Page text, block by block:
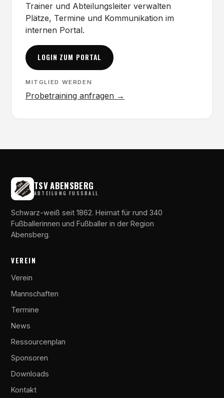
Trainer und Abteilungsleiter verwalten
Plätze, Termine und Kommunikation im
internen Portal.
LOGIN ZUM PORTAL
MITGLIED WERDEN
Probetraining anfragen →
TSV ABENSBERG
ABTEILUNG FUSSBALL
Schwarz-weiß seit 1862. Heimat für rund 340
Fußballerinnen und Fußballer in der Region
Abensberg.
VEREIN
Verein
Mannschaften
Termine
News
Ressourcenplan
Sponsoren
Downloads
Kontakt